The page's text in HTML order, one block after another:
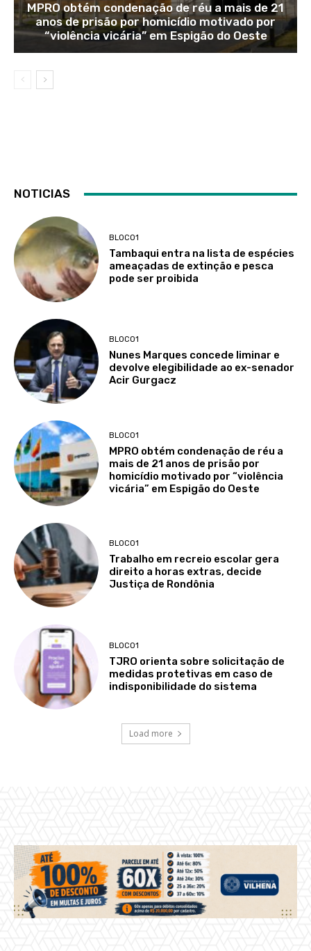
MPRO obtém condenação de réu a mais de 21
anos de prisão por homicídio motivado por
“violência vicária” em Espigão do Oeste
NOTICIAS
BLOCO1
Tambaqui entra na lista de espécies
ameaçadas de extinção e pesca
pode ser proibida
BLOCO1
Nunes Marques concede liminar e
devolve elegibilidade ao ex-senador
Acir Gurgacz
BLOCO1
MPRO obtém condenação de réu a
mais de 21 anos de prisão por
homicídio motivado por “violência
vicária” em Espigão do Oeste
BLOCO1
Trabalho em recreio escolar gera
direito a horas extras, decide
Justiça de Rondônia
BLOCO1
TJRO orienta sobre solicitação de
medidas protetivas em caso de
indisponibilidade do sistema
Load more